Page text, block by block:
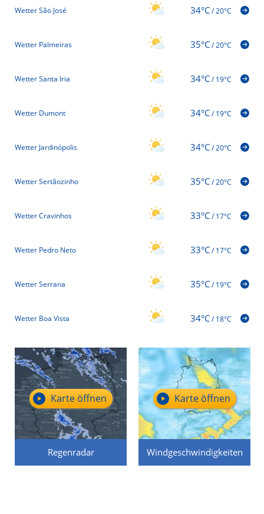
Wetter São José 34°C/20°C
Wetter Palmeiras 35°C/20°C
Wetter Santa Iria 34°C/19°C
Wetter Dumont 34°C/19°C
Wetter Jardinópolis 34°C/20°C
Wetter Sertãozinho 35°C/20°C
Wetter Cravinhos 33°C/17°C
Wetter Pedro Neto 33°C/17°C
Wetter Serrana 35°C/19°C
Wetter Boa Vista 34°C/18°C
Regenradar
Karte öffnen
Windgeschwindigkeiten
Karte öffnen